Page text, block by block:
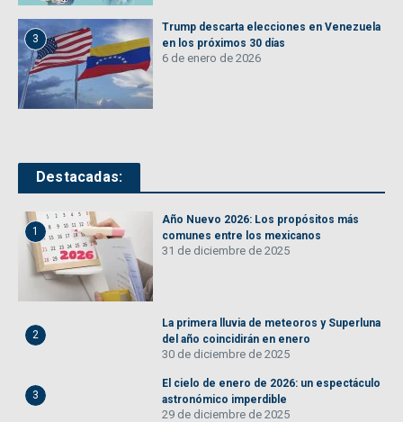
3
Trump descarta elecciones en Venezuela
en los próximos 30 días
6 de enero de 2026
Destacadas:
1
Año Nuevo 2026: Los propósitos más
comunes entre los mexicanos
31 de diciembre de 2025
2
La primera lluvia de meteoros y Superluna
del año coincidirán en enero
30 de diciembre de 2025
3
El cielo de enero de 2026: un espectáculo
astronómico imperdible
29 de diciembre de 2025